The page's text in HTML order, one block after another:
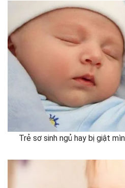
Trẻ sơ sinh ngủ hay bị giật